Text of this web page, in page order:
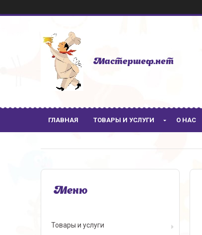
Мастершеф.нет
ГЛАВНАЯ ТОВАРЫ И УСЛУГИ О НАС
Товары и услуги